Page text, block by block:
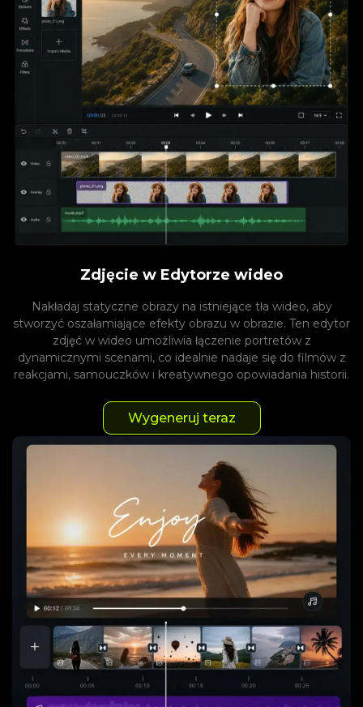
Zdjęcie w Edytorze wideo
Nakładaj statyczne obrazy na istniejące tła wideo, aby
stworzyć oszałamiające efekty obrazu w obrazie. Ten edytor
zdjęć w wideo umożliwia łączenie portretów z
dynamicznymi scenami, co idealnie nadaje się do filmów z
reakcjami, samouczków i kreatywnego opowiadania historii.
Wygeneruj teraz